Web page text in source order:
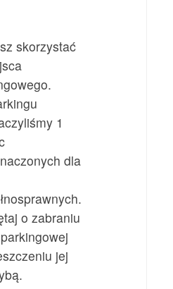
skorzystać
1
dla
o zabraniu
jej